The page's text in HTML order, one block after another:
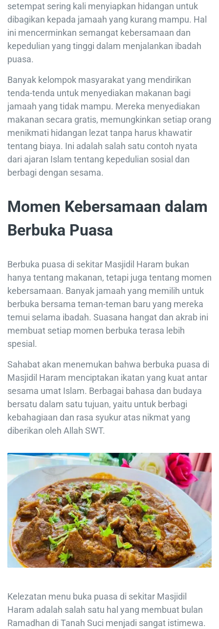
setempat sering kali menyiapkan hidangan untuk
dibagikan kepada jamaah yang kurang mampu. Hal
ini mencerminkan semangat kebersamaan dan
kepedulian yang tinggi dalam menjalankan ibadah
puasa.
Banyak kelompok masyarakat yang mendirikan
tenda-tenda untuk menyediakan makanan bagi
jamaah yang tidak mampu. Mereka menyediakan
makanan secara gratis, memungkinkan setiap orang
menikmati hidangan lezat tanpa harus khawatir
tentang biaya. Ini adalah salah satu contoh nyata
dari ajaran Islam tentang kepedulian sosial dan
berbagi dengan sesama.
Momen Kebersamaan dalam
Berbuka Puasa
Berbuka puasa di sekitar Masjidil Haram bukan
hanya tentang makanan, tetapi juga tentang momen
kebersamaan. Banyak jamaah yang memilih untuk
berbuka bersama teman-teman baru yang mereka
temui selama ibadah. Suasana hangat dan akrab ini
membuat setiap momen berbuka terasa lebih
spesial.
Sahabat akan menemukan bahwa berbuka puasa di
Masjidil Haram menciptakan ikatan yang kuat antar
sesama umat Islam. Berbagai bahasa dan budaya
bersatu dalam satu tujuan, yaitu untuk berbagi
kebahagiaan dan rasa syukur atas nikmat yang
diberikan oleh Allah SWT.
Kelezatan menu buka puasa di sekitar Masjidil
Haram adalah salah satu hal yang membuat bulan
Ramadhan di Tanah Suci menjadi sangat istimewa.